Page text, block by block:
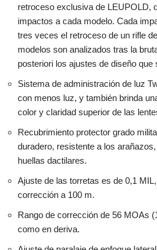
retroceso exclusiva de LEUPOLD,
impactos a cada modelo. Cada
tres veces el retroceso de un rifle
modelos son analizados tras la
posteriori los ajustes de diseño que
Sistema de administración de luz
con menos luz, y también brinda
color y claridad superior de las
Recubrimiento protector grado
duradero, resistente a los
huellas dactilares.
Ajuste de las torretas es de 0,1
corrección a 100 m.
Rango de corrección de 56 MOAs
como en deriva.